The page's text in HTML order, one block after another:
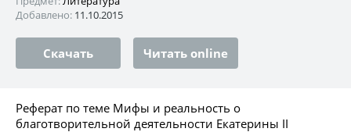
Добавлено: 11.10.2015
Скачать Читать online
Реферат по теме Мифы и реальность о
благотворительной деятельности Екатерины II